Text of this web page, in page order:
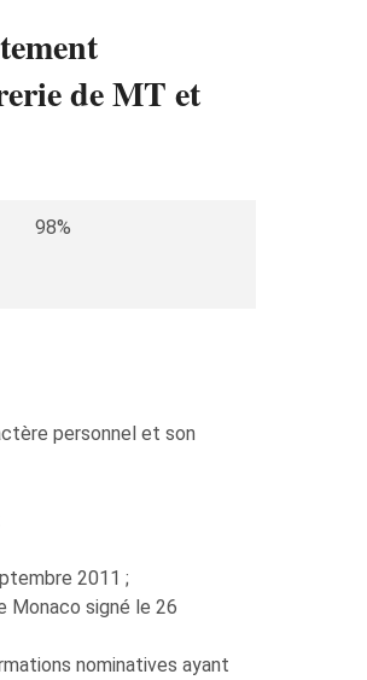
de MT et
98%
personnel et son
2011 ;
Monaco signé le 26
nominatives ayant